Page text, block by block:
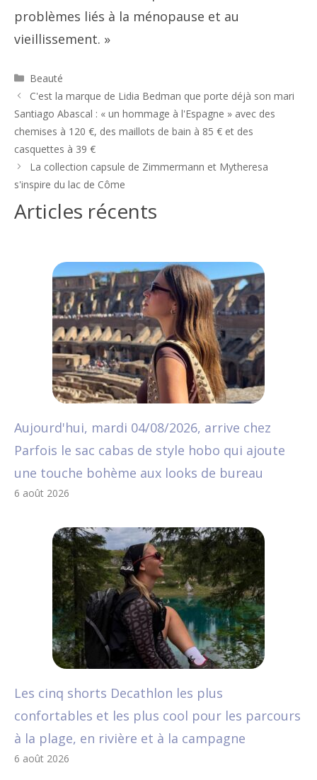
problèmes liés à la ménopause et au
vieillissement. »
Catégories
Beauté
Navigation
des
articles
C'est la marque de Lidia Bedman que porte déjà son mari
Santiago Abascal : « un hommage à l'Espagne » avec des
chemises à 120 €, des maillots de bain à 85 € et des
casquettes à 39 €
La collection capsule de Zimmermann et Mytheresa
s'inspire du lac de Côme
Articles récents
Aujourd'hui, mardi 04/08/2026, arrive chez
Parfois le sac cabas de style hobo qui ajoute
une touche bohème aux looks de bureau
6 août 2026
Les cinq shorts Decathlon les plus
confortables et les plus cool pour les parcours
à la plage, en rivière et à la campagne
6 août 2026